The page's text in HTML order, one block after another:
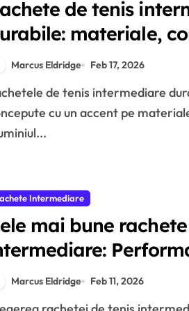
de tenis
materiale,
longevitate
Marcus Eldridge Feb 17, 2026
cu un accent pe
Intermediare
mai bune
Caracteristici,
Marcus Eldridge Feb 11, 2026